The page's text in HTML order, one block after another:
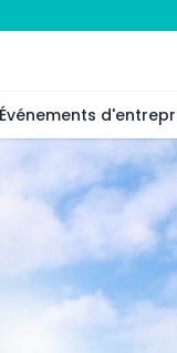
Événements